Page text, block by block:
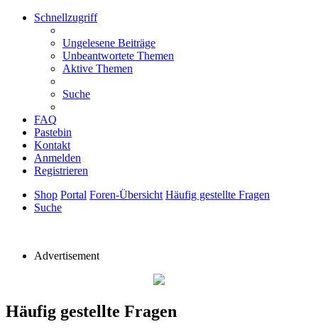
Schnellzugriff
Ungelesene Beiträge
Unbeantwortete Themen
Aktive Themen
Suche
FAQ
Pastebin
Kontakt
Anmelden
Registrieren
Shop Portal Foren-Übersicht Häufig gestellte Fragen
Suche
Advertisement
Häufig gestellte Fragen